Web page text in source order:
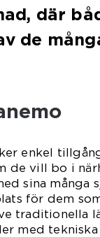
där
de
enkel
de vill bo i
sina många
för dem
traditionella
med